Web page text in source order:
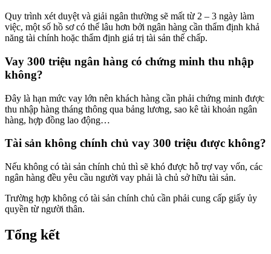
Quy trình xét duyệt và giải ngân thường sẽ mất từ 2 – 3 ngày làm
việc, một số hồ sơ có thể lâu hơn bởi ngân hàng cần thẩm định khả
năng tài chính hoặc thẩm định giá trị tài sản thế chấp.
Vay 300 triệu ngân hàng có chứng minh thu nhập
không?
Đây là hạn mức vay lớn nên khách hàng cần phải chứng minh được
thu nhập hàng tháng thông qua bảng lương, sao kê tài khoản ngân
hàng, hợp đồng lao động…
Tài sản không chính chủ vay 300 triệu được không?
Nếu không có tài sản chính chủ thì sẽ khó được hỗ trợ vay vốn, các
ngân hàng đều yêu cầu người vay phải là chủ sở hữu tài sản.
Trường hợp không có tài sản chính chủ cần phải cung cấp giấy ủy
quyền từ người thân.
Tổng kết